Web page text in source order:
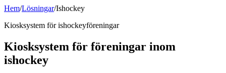
Hem/Lösningar/Ishockey
Kiosksystem förishockeyföreningar
Kiosksystem för föreningar inom
ishockey